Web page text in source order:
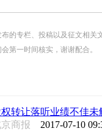
的专栏、投稿以及征文相关
第一时间核实，谢谢配合。
转让落听业绩不佳未
京商报 2017-07-10